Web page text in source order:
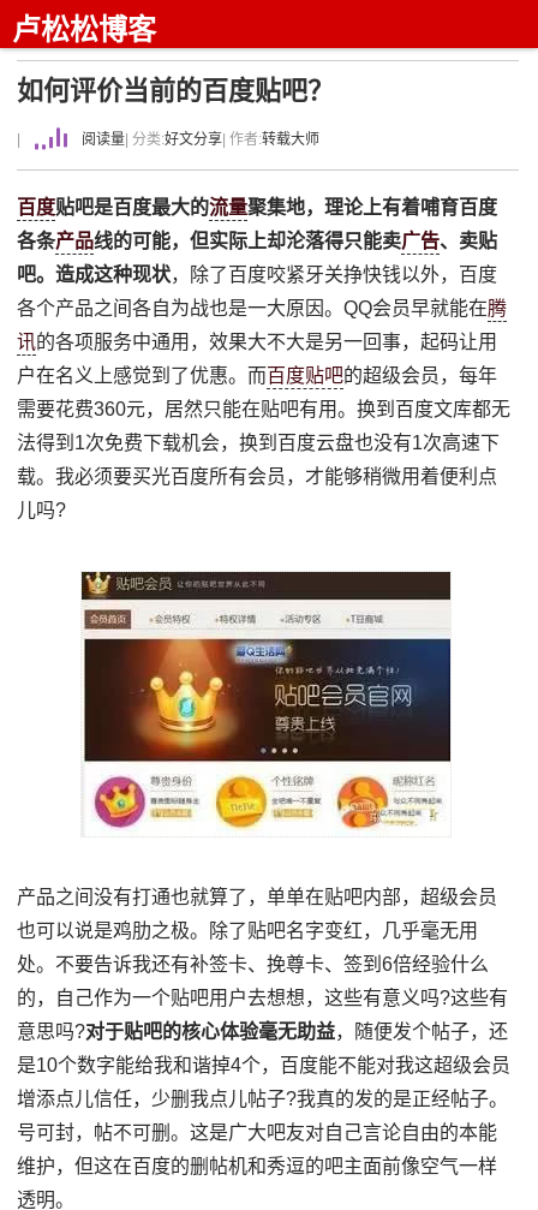
卢松松博客
如何评价当前的百度贴吧？
阅读量 | 分类:好文分享 | 作者:转载大师
百度贴吧是百度最大的流量聚集地，理论上有着哺育百度
各条产品线的可能，但实际上却沦落得只能卖广告、卖贴
吧。造成这种现状，除了百度咬紧牙关挣快钱以外，百度
各个产品之间各自为战也是一大原因。QQ会员早就能在腾
讯的各项服务中通用，效果大不大是另一回事，起码让用
户在名义上感觉到了优惠。而百度贴吧的超级会员，每年
需要花费360元，居然只能在贴吧有用。换到百度文库都无
法得到1次免费下载机会，换到百度云盘也没有1次高速下
载。我必须要买光百度所有会员，才能够稍微用着便利点
儿吗?
产品之间没有打通也就算了，单单在贴吧内部，超级会员
也可以说是鸡肋之极。除了贴吧名字变红，几乎毫无用
处。不要告诉我还有补签卡、挽尊卡、签到6倍经验什么
的，自己作为一个贴吧用户去想想，这些有意义吗?这些有
意思吗?对于贴吧的核心体验毫无助益，随便发个帖子，还
是10个数字能给我和谐掉4个，百度能不能对我这超级会员
增添点儿信任，少删我点儿帖子?我真的发的是正经帖子。
号可封，帖不可删。这是广大吧友对自己言论自由的本能
维护，但这在百度的删帖机和秀逗的吧主面前像空气一样
透明。